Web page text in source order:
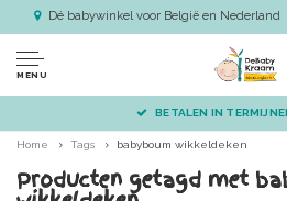
Dé babywinkel voor België en Nederland
MENU
BETALEN IN
Home Tags babyboum wikkeldeken
Producten getagd met